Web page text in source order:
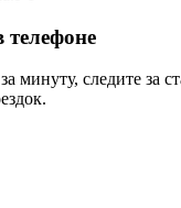
минуту, следите за